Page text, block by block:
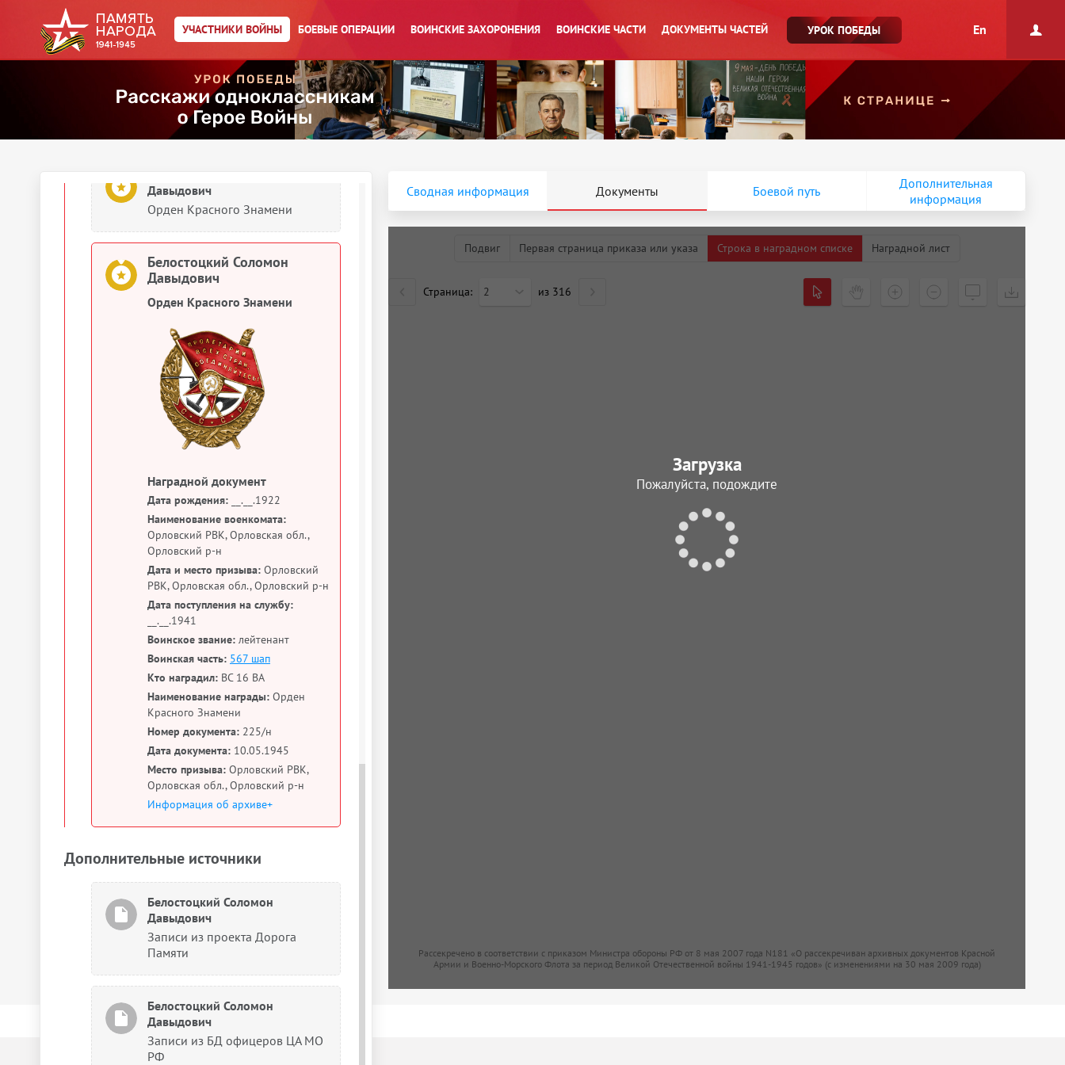
УЧАСТНИКИ ВОЙНЫ БОЕВЫЕ ОПЕРАЦИИ ВОИНСКИЕ ЗАХОРОНЕНИЯ ВОИНСКИЕ ЧАСТИ ДОКУМЕНТЫ ЧАСТЕЙ УРОК ПОБЕДЫ En
1945 гг.»
Белостоцкий Соломон
Давидович
Орден Отечественной войны I
степени
Давыдович
Орден Красного Знамени
Белостоцкий Соломон
Давыдович
Орден Красного Знамени
Наградной документ
Дата рождения: __.__.1922
Наименование военкомата:
Орловский РВК, Орловская обл.,
Орловский р-н
Дата и место призыва: Орловский
РВК, Орловская обл., Орловский р-н
Дата поступления на службу:
__.__.1941
Воинское звание: лейтенант
Воинская часть: 567 шап
Кто наградил: ВС 16 ВА
Наименование награды: Орден
Красного Знамени
Номер документа: 225/н
Дата документа: 10.05.1945
Место призыва: Орловский РВК,
Орловская обл., Орловский р-н
Информация об архиве+
Дополнительные источники
Белостоцкий Соломон
Давыдович
Записи из проекта Дорога
Памяти
Белостоцкий Соломон
Давыдович
Записи из БД офицеров ЦА МО
РФ
Сводная информация Документы Боевой путь
Дополнительная
информация
Подвиг Первая страница приказа или указа Строка в наградном списке Наградной лист
Страница: 2 из 316
Рассекречено в соответствии с приказом Министра обороны РФ от 8 мая 2007 года N181 «О рассекречиван архивных документов Красной
Армии и Военно-Морского Флота за период Великой Отечественной войны 1941-1945 годов» (с изменениями на 30 мая 2009 года)
Загрузка
Пожалуйста, подождите